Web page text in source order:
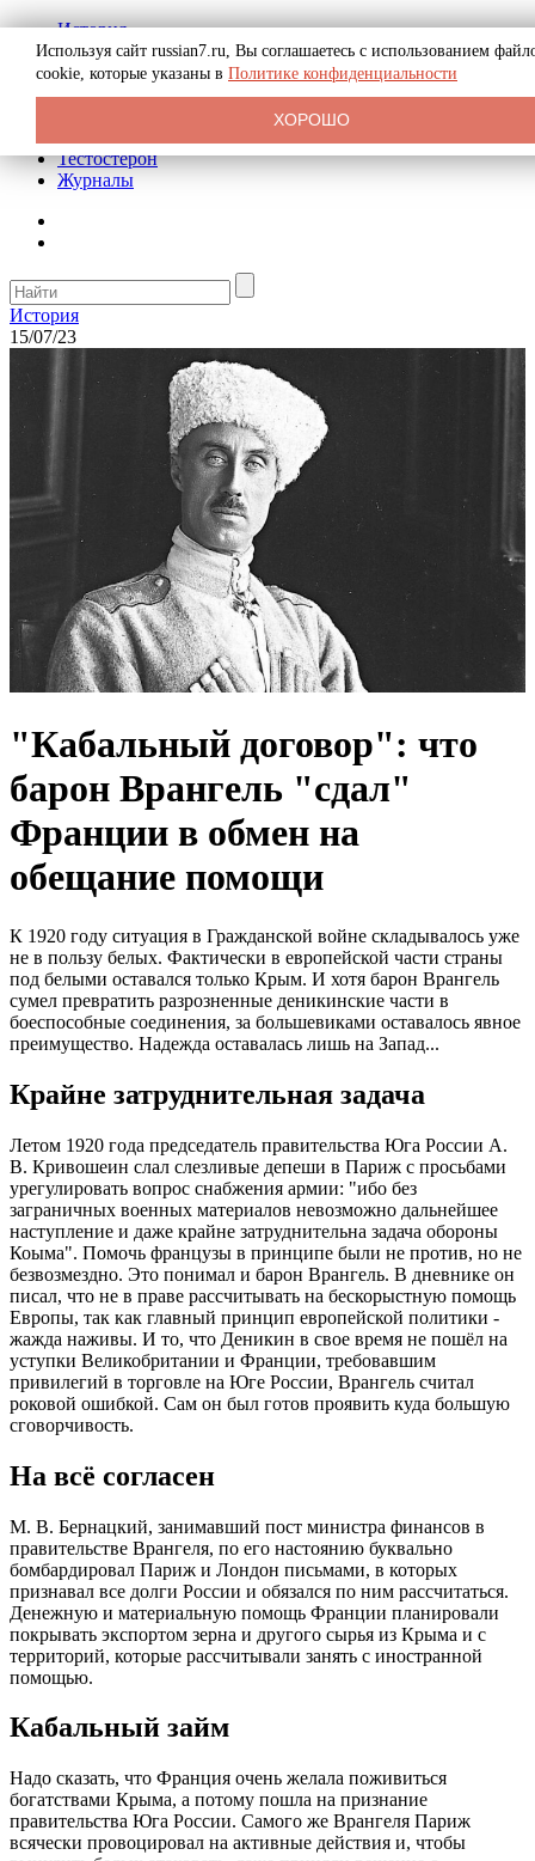
История
Биография
Криминал
Реклама на сайте
Тестостерон
Журналы
История
15/07/23
"Кабальный договор": что
барон Врангель "сдал"
Франции в обмен на
обещание помощи
К 1920 году ситуация в Гражданской войне складывалось уже
не в пользу белых. Фактически в европейской части страны
под белыми оставался только Крым. И хотя барон Врангель
сумел превратить разрозненные деникинские части в
боеспособные соединения, за большевиками оставалось явное
преимущество. Надежда оставалась лишь на Запад...
Крайне затруднительная задача
Летом 1920 года председатель правительства Юга России А.
В. Кривошеин слал слезливые депеши в Париж с просьбами
урегулировать вопрос снабжения армии: "ибо без
заграничных военных материалов невозможно дальнейшее
наступление и даже крайне затруднительна задача обороны
Коыма". Помочь французы в принципе были не против, но не
безвозмездно. Это понимал и барон Врангель. В дневнике он
писал, что не в праве рассчитывать на бескорыстную помощь
Европы, так как главный принцип европейской политики -
жажда наживы. И то, что Деникин в свое время не пошёл на
уступки Великобритании и Франции, требовавшим
привилегий в торговле на Юге России, Врангель считал
роковой ошибкой. Сам он был готов проявить куда большую
сговорчивость.
На всё согласен
М. В. Бернацкий, занимавший пост министра финансов в
правительстве Врангеля, по его настоянию буквально
бомбардировал Париж и Лондон письмами, в которых
признавал все долги России и обязался по ним рассчитаться.
Денежную и материальную помощь Франции планировали
покрывать экспортом зерна и другого сырья из Крыма и с
территорий, которые рассчитывали занять с иностранной
помощью.
Кабальный займ
Надо сказать, что Франция очень желала поживиться
богатствами Крыма, а потому пошла на признание
правительства Юга России. Самого же Врангеля Париж
всячески провоцировал на активные действия и, чтобы
Используя сайт russian7.ru, Вы соглашаетесь с использованием
cookie, которые указаны в Политике конфиденциальности
ХОРОШО